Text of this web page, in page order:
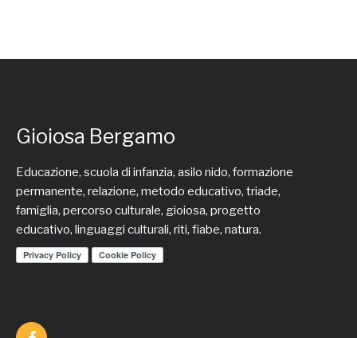
Gioiosa Bergamo
Educazione, scuola di infanzia, asilo nido, formazione
permanente, relazione, metodo educativo, triade,
famiglia, percorso culturale, gioiosa, progetto
educativo, linguaggi culturali, riti, fiabe, natura.